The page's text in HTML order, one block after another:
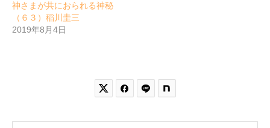
神さまが共におられる神秘
（６３）稲川圭三
2019年8月4日
 